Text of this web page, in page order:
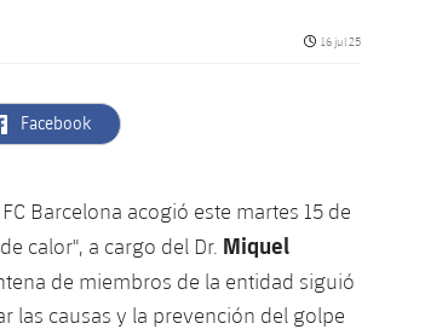
Fecha de publicación
16 jul 25
label.aria.facebook
Facebook
Barcelona acogió este martes 15 de
calor", a cargo del Dr. Miquel
de miembros de la entidad siguió
las causas y la prevención del golpe